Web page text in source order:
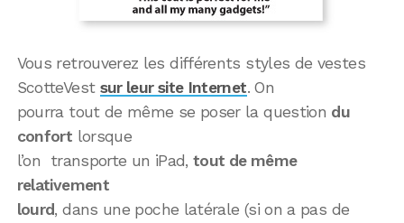
Vous retrouverez les différents styles de vestes
ScotteVest sur leur site Internet. On
pourra tout de même se poser la question du
confort lorsque
l’on transporte un iPad,tout de même
relativement
lourd, dans une poche latérale (si on a pas de